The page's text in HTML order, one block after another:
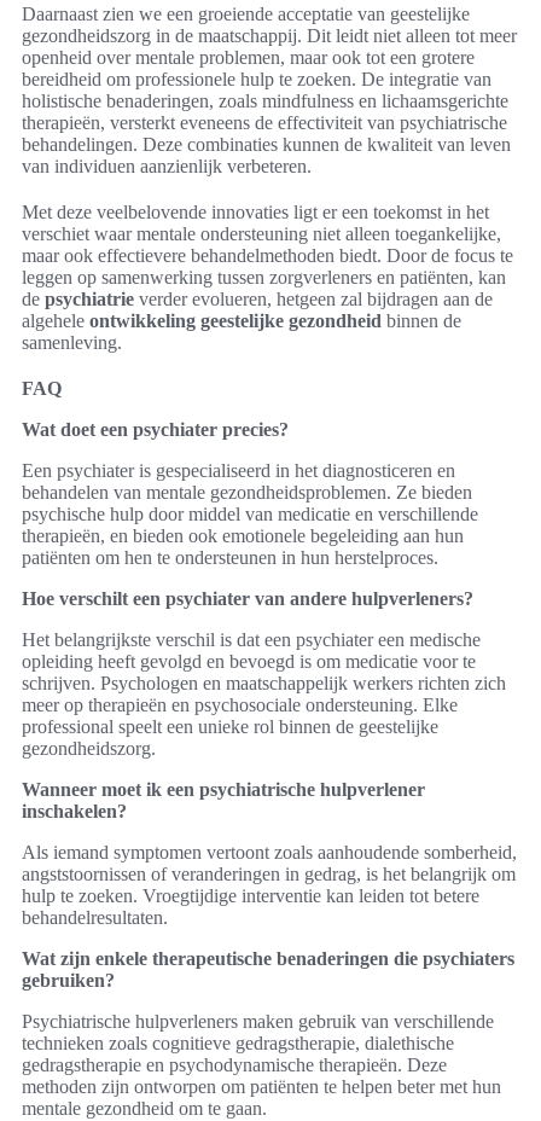
Daarnaast zien we een groeiende acceptatie van geestelijke
gezondheidszorg in de maatschappij. Dit leidt niet alleen tot meer
openheid over mentale problemen, maar ook tot een grotere
bereidheid om professionele hulp te zoeken. De integratie van
holistische benaderingen, zoals mindfulness en lichaamsgerichte
therapieën, versterkt eveneens de effectiviteit van psychiatrische
behandelingen. Deze combinaties kunnen de kwaliteit van leven
van individuen aanzienlijk verbeteren.
Met deze veelbelovende innovaties ligt er een toekomst in het
verschiet waar mentale ondersteuning niet alleen toegankelijke,
maar ook effectievere behandelmethoden biedt. Door de focus te
leggen op samenwerking tussen zorgverleners en patiënten, kan
de psychiatrie verder evolueren, hetgeen zal bijdragen aan de
algehele ontwikkeling geestelijke gezondheid binnen de
samenleving.
FAQ
Wat doet een psychiater precies?
Een psychiater is gespecialiseerd in het diagnosticeren en
behandelen van mentale gezondheidsproblemen. Ze bieden
psychische hulp door middel van medicatie en verschillende
therapieën, en bieden ook emotionele begeleiding aan hun
patiënten om hen te ondersteunen in hun herstelproces.
Hoe verschilt een psychiater van andere hulpverleners?
Het belangrijkste verschil is dat een psychiater een medische
opleiding heeft gevolgd en bevoegd is om medicatie voor te
schrijven. Psychologen en maatschappelijk werkers richten zich
meer op therapieën en psychosociale ondersteuning. Elke
professional speelt een unieke rol binnen de geestelijke
gezondheidszorg.
Wanneer moet ik een psychiatrische hulpverlener
inschakelen?
Als iemand symptomen vertoont zoals aanhoudende somberheid,
angststoornissen of veranderingen in gedrag, is het belangrijk om
hulp te zoeken. Vroegtijdige interventie kan leiden tot betere
behandelresultaten.
Wat zijn enkele therapeutische benaderingen die psychiaters
gebruiken?
Psychiatrische hulpverleners maken gebruik van verschillende
technieken zoals cognitieve gedragstherapie, dialethische
gedragstherapie en psychodynamische therapieën. Deze
methoden zijn ontworpen om patiënten te helpen beter met hun
mentale gezondheid om te gaan.